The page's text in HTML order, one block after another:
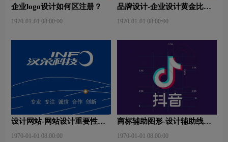
企业logo设计如何区注册？
1970-01-01 08:00:00
品牌设计-企业设计黄金比例
1970-01-01 08:00:00
设计网站-网站设计重要性是
1970-01-01 08:00:00
商标辅助图形-设计辅助线是
1970-01-01 08:00:00